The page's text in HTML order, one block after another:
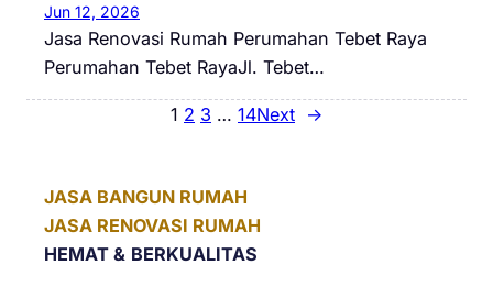
Jun 12, 2026
Jasa Renovasi Rumah Perumahan Tebet Raya
Perumahan Tebet RayaJl. Tebet…
1 2 3 … 14Next →
JASA BANGUN RUMAH
JASA RENOVASI RUMAH
HEMAT & BERKUALITAS